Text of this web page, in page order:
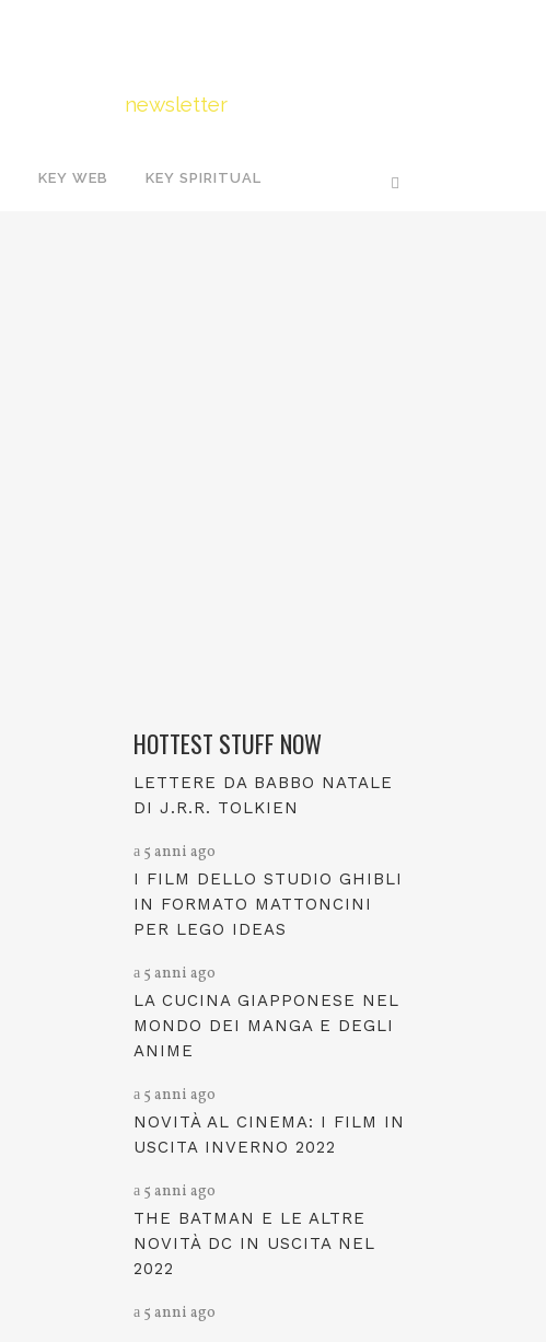
newsletter
KEY WEB KEY SPIRITUAL
HOTTEST STUFF NOW
LETTERE DA BABBO NATALE
DI J.R.R. TOLKIEN
5 anni ago
I FILM DELLO STUDIO GHIBLI
IN FORMATO MATTONCINI
PER LEGO IDEAS
5 anni ago
LA CUCINA GIAPPONESE NEL
MONDO DEI MANGA E DEGLI
ANIME
5 anni ago
NOVITÀ AL CINEMA: I FILM IN
USCITA INVERNO 2022
5 anni ago
THE BATMAN E LE ALTRE
NOVITÀ DC IN USCITA NEL
2022
5 anni ago